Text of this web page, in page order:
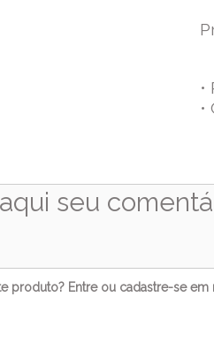
produto? Entreou cadastre-seem